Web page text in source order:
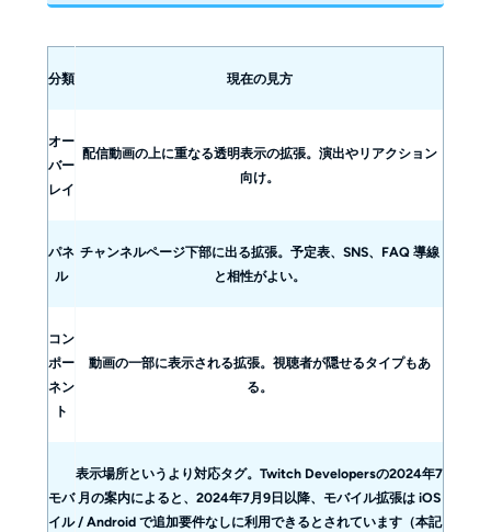
分類 現在の見方
オー
バー
レイ
配信動画の上に重なる透明表示の拡張。演出やリアクション
向け。
パネ
ル
チャンネルページ下部に出る拡張。予定表、SNS、FAQ 導線
と相性がよい。
コン
ポー
ネン
ト
動画の一部に表示される拡張。視聴者が隠せるタイプもあ
る。
モバ
イル
表示場所というより対応タグ。Twitch Developersの2024年7
月の案内によると、2024年7月9日以降、モバイル拡張は iOS
/ Android で追加要件なしに利用できるとされています（本記